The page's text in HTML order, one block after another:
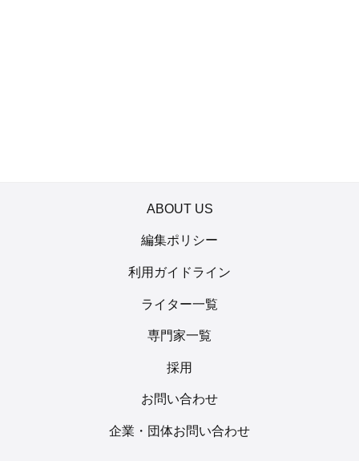
ABOUT US
編集ポリシー
利用ガイドライン
ライター一覧
専門家一覧
採用
お問い合わせ
企業・団体お問い合わせ